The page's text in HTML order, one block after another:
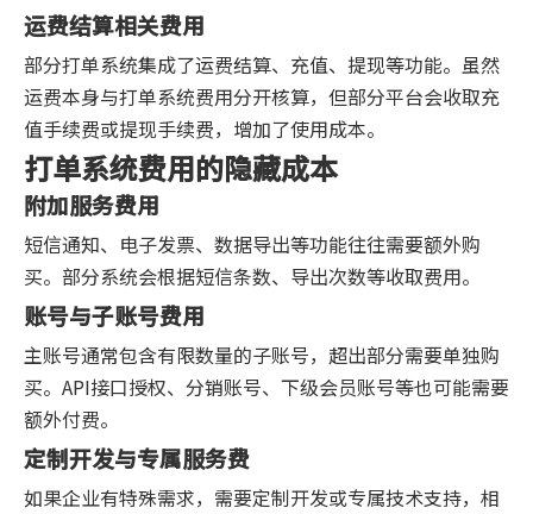
运费结算相关费用
部分打单系统集成了运费结算、充值、提现等功能。虽然
运费本身与打单系统费用分开核算，但部分平台会收取充
值手续费或提现手续费，增加了使用成本。
打单系统费用的隐藏成本
附加服务费用
短信通知、电子发票、数据导出等功能往往需要额外购
买。部分系统会根据短信条数、导出次数等收取费用。
账号与子账号费用
主账号通常包含有限数量的子账号，超出部分需要单独购
买。API接口授权、分销账号、下级会员账号等也可能需要
额外付费。
定制开发与专属服务费
如果企业有特殊需求，需要定制开发或专属技术支持，相